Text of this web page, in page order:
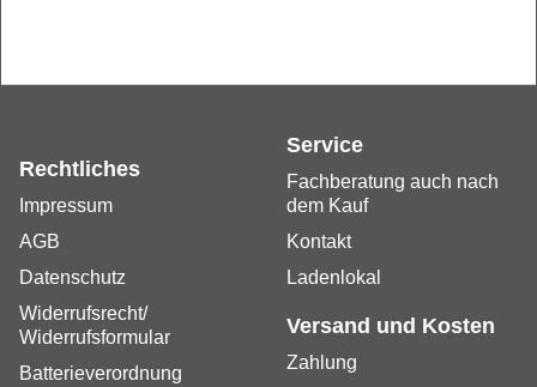
Service
Fachberatung auch nach
dem Kauf
Kontakt
Ladenlokal
Rechtliches
Impressum
AGB
Datenschutz
Widerrufsrecht/
Widerrufsformular
Batterieverordnung
Versand und Kosten
Zahlung